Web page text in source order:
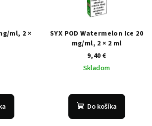
ml, 2 ×
SYX POD Watermelon Ice 20
mg/ml, 2 × 2 ml
9,40 €
Skladom
Do košíka